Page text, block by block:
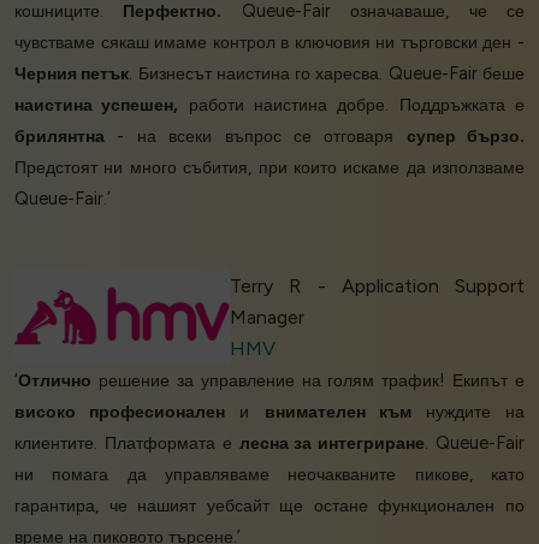
кошниците. Перфектно. Queue-Fair означаваше, че се
чувстваме сякаш имаме контрол в ключовия ни търговски ден -
Черния петък. Бизнесът наистина го харесва. Queue-Fair беше
наистина успешен, работи наистина добре. Поддръжката е
брилянтна - на всеки въпрос се отговаря супер бързо.
Предстоят ни много събития, при които искаме да използваме
Queue-Fair.’
Terry R - Application Support
Manager
HMV
‘Отлично решение за управление на голям трафик! Екипът е
високо професионален и внимателен къмнуждите на
клиентите. Платформата е лесна за интегриране. Queue-Fair
ни помага да управляваме неочакваните пикове, като
гарантира, че нашият уебсайт ще остане функционален по
време на пиковото търсене.’